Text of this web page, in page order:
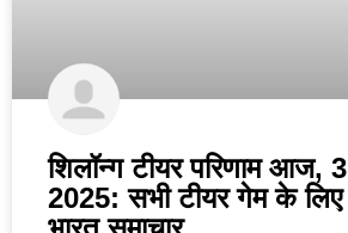
शिलॉन्ग टीयर परिणाम आज,
2025: सभी टीयर गेम के